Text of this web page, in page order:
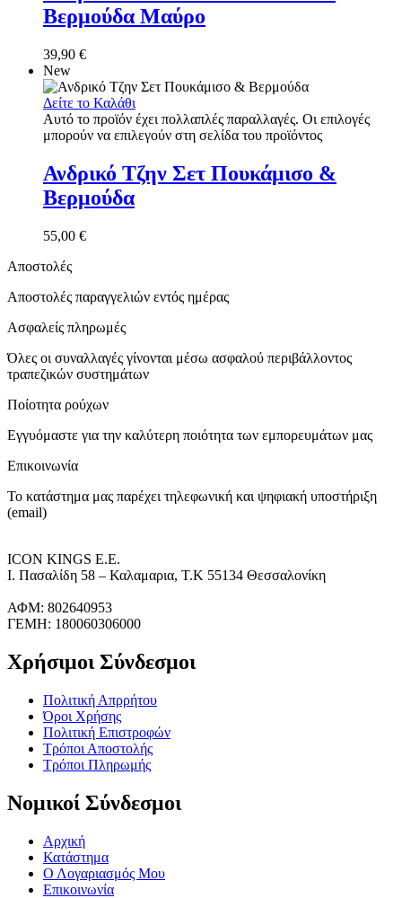
Βερμούδα Μαύρο
39,90 €
New
Δείτε το Καλάθι
Αυτό το προϊόν έχει πολλαπλές παραλλαγές. Οι επιλογές
μπορούν να επιλεγούν στη σελίδα του προϊόντος
Ανδρικό Τζην Σετ Πουκάμισο &
Βερμούδα
55,00 €
Αποστολές
Αποστολές παραγγελιών εντός ημέρας
Ασφαλείς πληρωμές
Όλες οι συναλλαγές γίνονται μέσω ασφαλού περιβάλλοντος
τραπεζικών συστημάτων
Ποίοτητα ρούχων
Εγγυόμαστε για την καλύτερη ποιότητα των εμπορευμάτων μας
Επικοινωνία
Το κατάστημα μας παρέχει τηλεφωνική και ψηφιακή υποστήριξη
(email)
ICON KINGS Ε.Ε.
Ι. Πασαλίδη 58 – Καλαμαρια, Τ.Κ 55134 Θεσσαλονίκη
ΑΦΜ: 802640953
ΓΕΜΗ: 180060306000
Χρήσιμοι Σύνδεσμοι
Πολιτική Απρρήτου
Όροι Χρήσης
Πολιτική Επιστροφών
Τρόποι Αποστολής
Τρόποι Πληρωμής
Νομικοί Σύνδεσμοι
Αρχική
Κατάστημα
Ο Λογαριασμός Μου
Επικοινωνία